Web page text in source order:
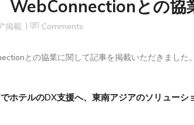
WebConnectionとの
掲載 Comments
との協業に関して記事を掲載いただきました。
ホテルのDX支援へ、東南アジアのソリューシ